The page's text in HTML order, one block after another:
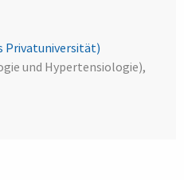
Privatuniversität)
und Hypertensiologie),